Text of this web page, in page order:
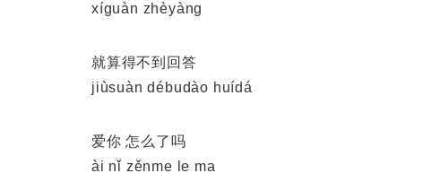
xíguàn zhèyàng
就算得不到回答
jiùsuàn débudào huídá
爱你 怎么了吗
ài nǐ zěnme le ma